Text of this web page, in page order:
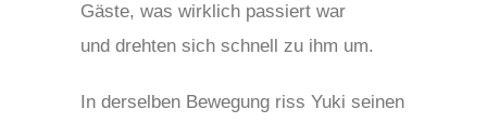
Gäste, was wirklich passiert war
und drehten sich schnell zu ihm um.
In derselben Bewegung riss Yuki seinen